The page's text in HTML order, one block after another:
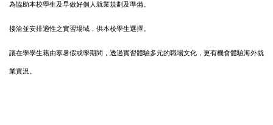
為協助本校學生及早做好個人就業規劃及準備。
接洽並安排適性之實習場域，供本校學生選擇。
讓在學學生藉由寒暑假或學期間，透過實習體驗多元的職場文化，更有機會體驗海外就
業實況。